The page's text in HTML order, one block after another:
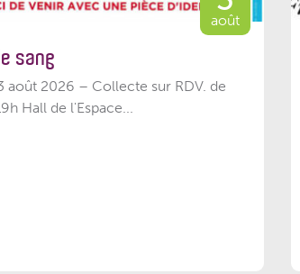
août
sang
août 2026 – Collecte sur RDV. de
Hall de l'Espace...